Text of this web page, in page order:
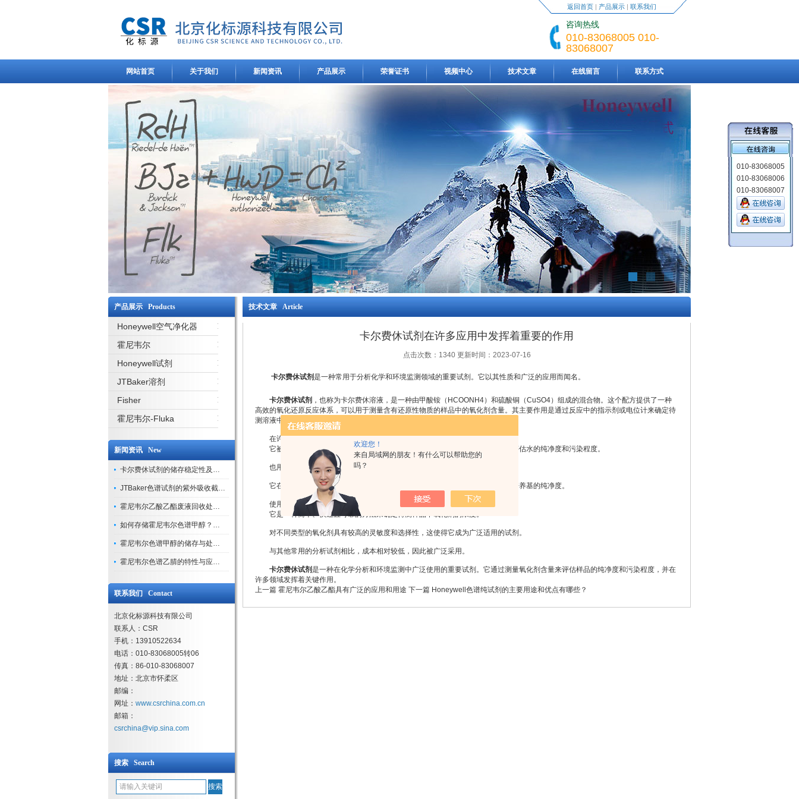
欢迎您！
来自局域网的朋友！有什么可以帮助您的
吗？
返回首页| 产品展示| 联系我们
咨询热线
010-83068005 010-
83068007
网站首页 关于我们 新闻资讯 产品展示 荣誉证书 视频中心 技术文章 在线留言 联系方式
产品展示 Products
Honeywell空气净化器
霍尼韦尔
Honeywell试剂
JTBaker溶剂
Fisher
霍尼韦尔-Fluka
新闻资讯 New
卡尔费休试剂的储存稳定性及开封后有效期验证
JTBaker色谱试剂的紫外吸收截止波长与背景干扰
霍尼韦尔乙酸乙酯废液回收处理方法与环保处置建议
如何存储霍尼韦尔色谱甲醇？避光、密封、远离火源
霍尼韦尔色谱甲醇的储存与处理注意事项
霍尼韦尔色谱乙腈的特性与应用领域解析
联系我们 Contact
北京化标源科技有限公司
联系人：CSR
手机：13910522634
电话：010-83068005转06
传真：86-010-83068007
地址：北京市怀柔区
邮编：
网址： www.csrchina.com.cn
邮箱：
csrchina@vip.sina.com
搜索 Search
技术文章 Article
卡尔费休试剂在许多应用中发挥着重要的作用
点击次数：1340 更新时间：2023-07-16
卡尔费休试剂是一种常用于分析化学和环境监测领域的重要试剂。它以其性质和广泛的应用而闻名。
卡尔费休试剂 ，也称为卡尔费休溶液，是一种由甲酸铵（HCOONH4）和硫酸铜（CuSO4）组成的混合物。这个配方提供了一种
高效的氧化还原反应体系，可以用于测量含有还原性物质的样品中的氧化剂含量。其主要作用是通过反应中的指示剂或电位计来确定待
测溶液中氧化剂的浓度。
在许多应用中发挥着重要的作用。
它被广泛用于水质监测和污染物分析中。通过测量水样中氧化剂的含量，可以评估水的纯净度和污染程度。
也用于食品和饲料行业中，以检测其中的氧化剂残留物。
它在药学和生物学研究中也有应用，例如测定药物中的氧化剂含量或评估细胞培养基的纯净度。
使用具有许多优势。
它是一种简单、快速且可靠的方法来确定待测样品中氧化剂的浓度。
对不同类型的氧化剂具有较高的灵敏度和选择性，这使得它成为广泛适用的试剂。
与其他常用的分析试剂相比，成本相对较低，因此被广泛采用。
卡尔费休试剂是一种在化学分析和环境监测中广泛使用的重要试剂。它通过测量氧化剂含量来评估样品的纯净度和污染程度，并在
许多领域发挥着关键作用。
上一篇 霍尼韦尔乙酸乙酯具有广泛的应用和用途 下一篇 Honeywell色谱纯试剂的主要用途和优点有哪些？
010-83068005
010-83068006
010-83068007